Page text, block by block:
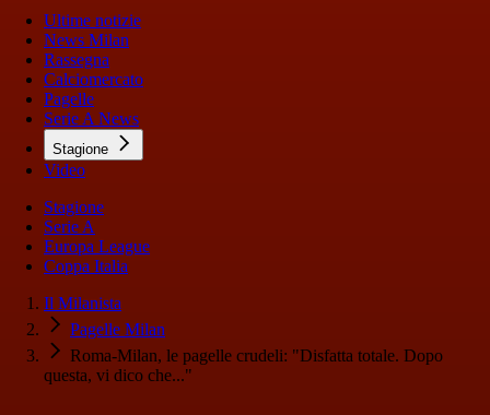
Ultime notizie
News Milan
Rassegna
Calciomercato
Pagelle
Serie A News
Stagione
Video
Stagione
Serie A
Europa League
Coppa Italia
Il Milanista
Pagelle Milan
Roma-Milan, le pagelle crudeli: "Disfatta totale. Dopo
questa, vi dico che..."